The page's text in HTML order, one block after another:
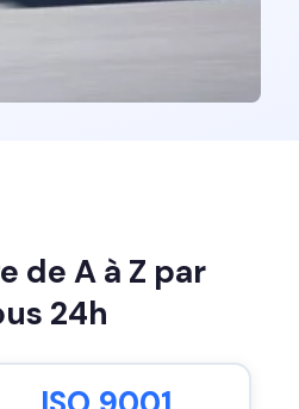
de A à Z par
24h